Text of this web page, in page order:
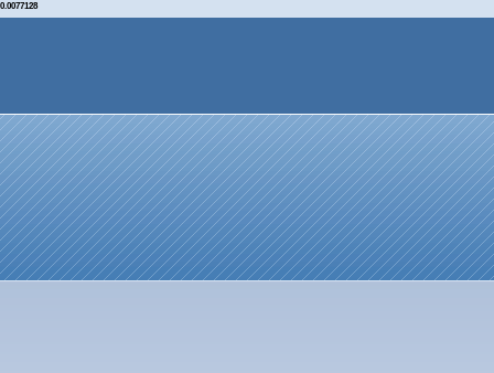
0.0077128